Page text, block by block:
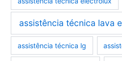
assistência técnica lava
assistência técnica lg